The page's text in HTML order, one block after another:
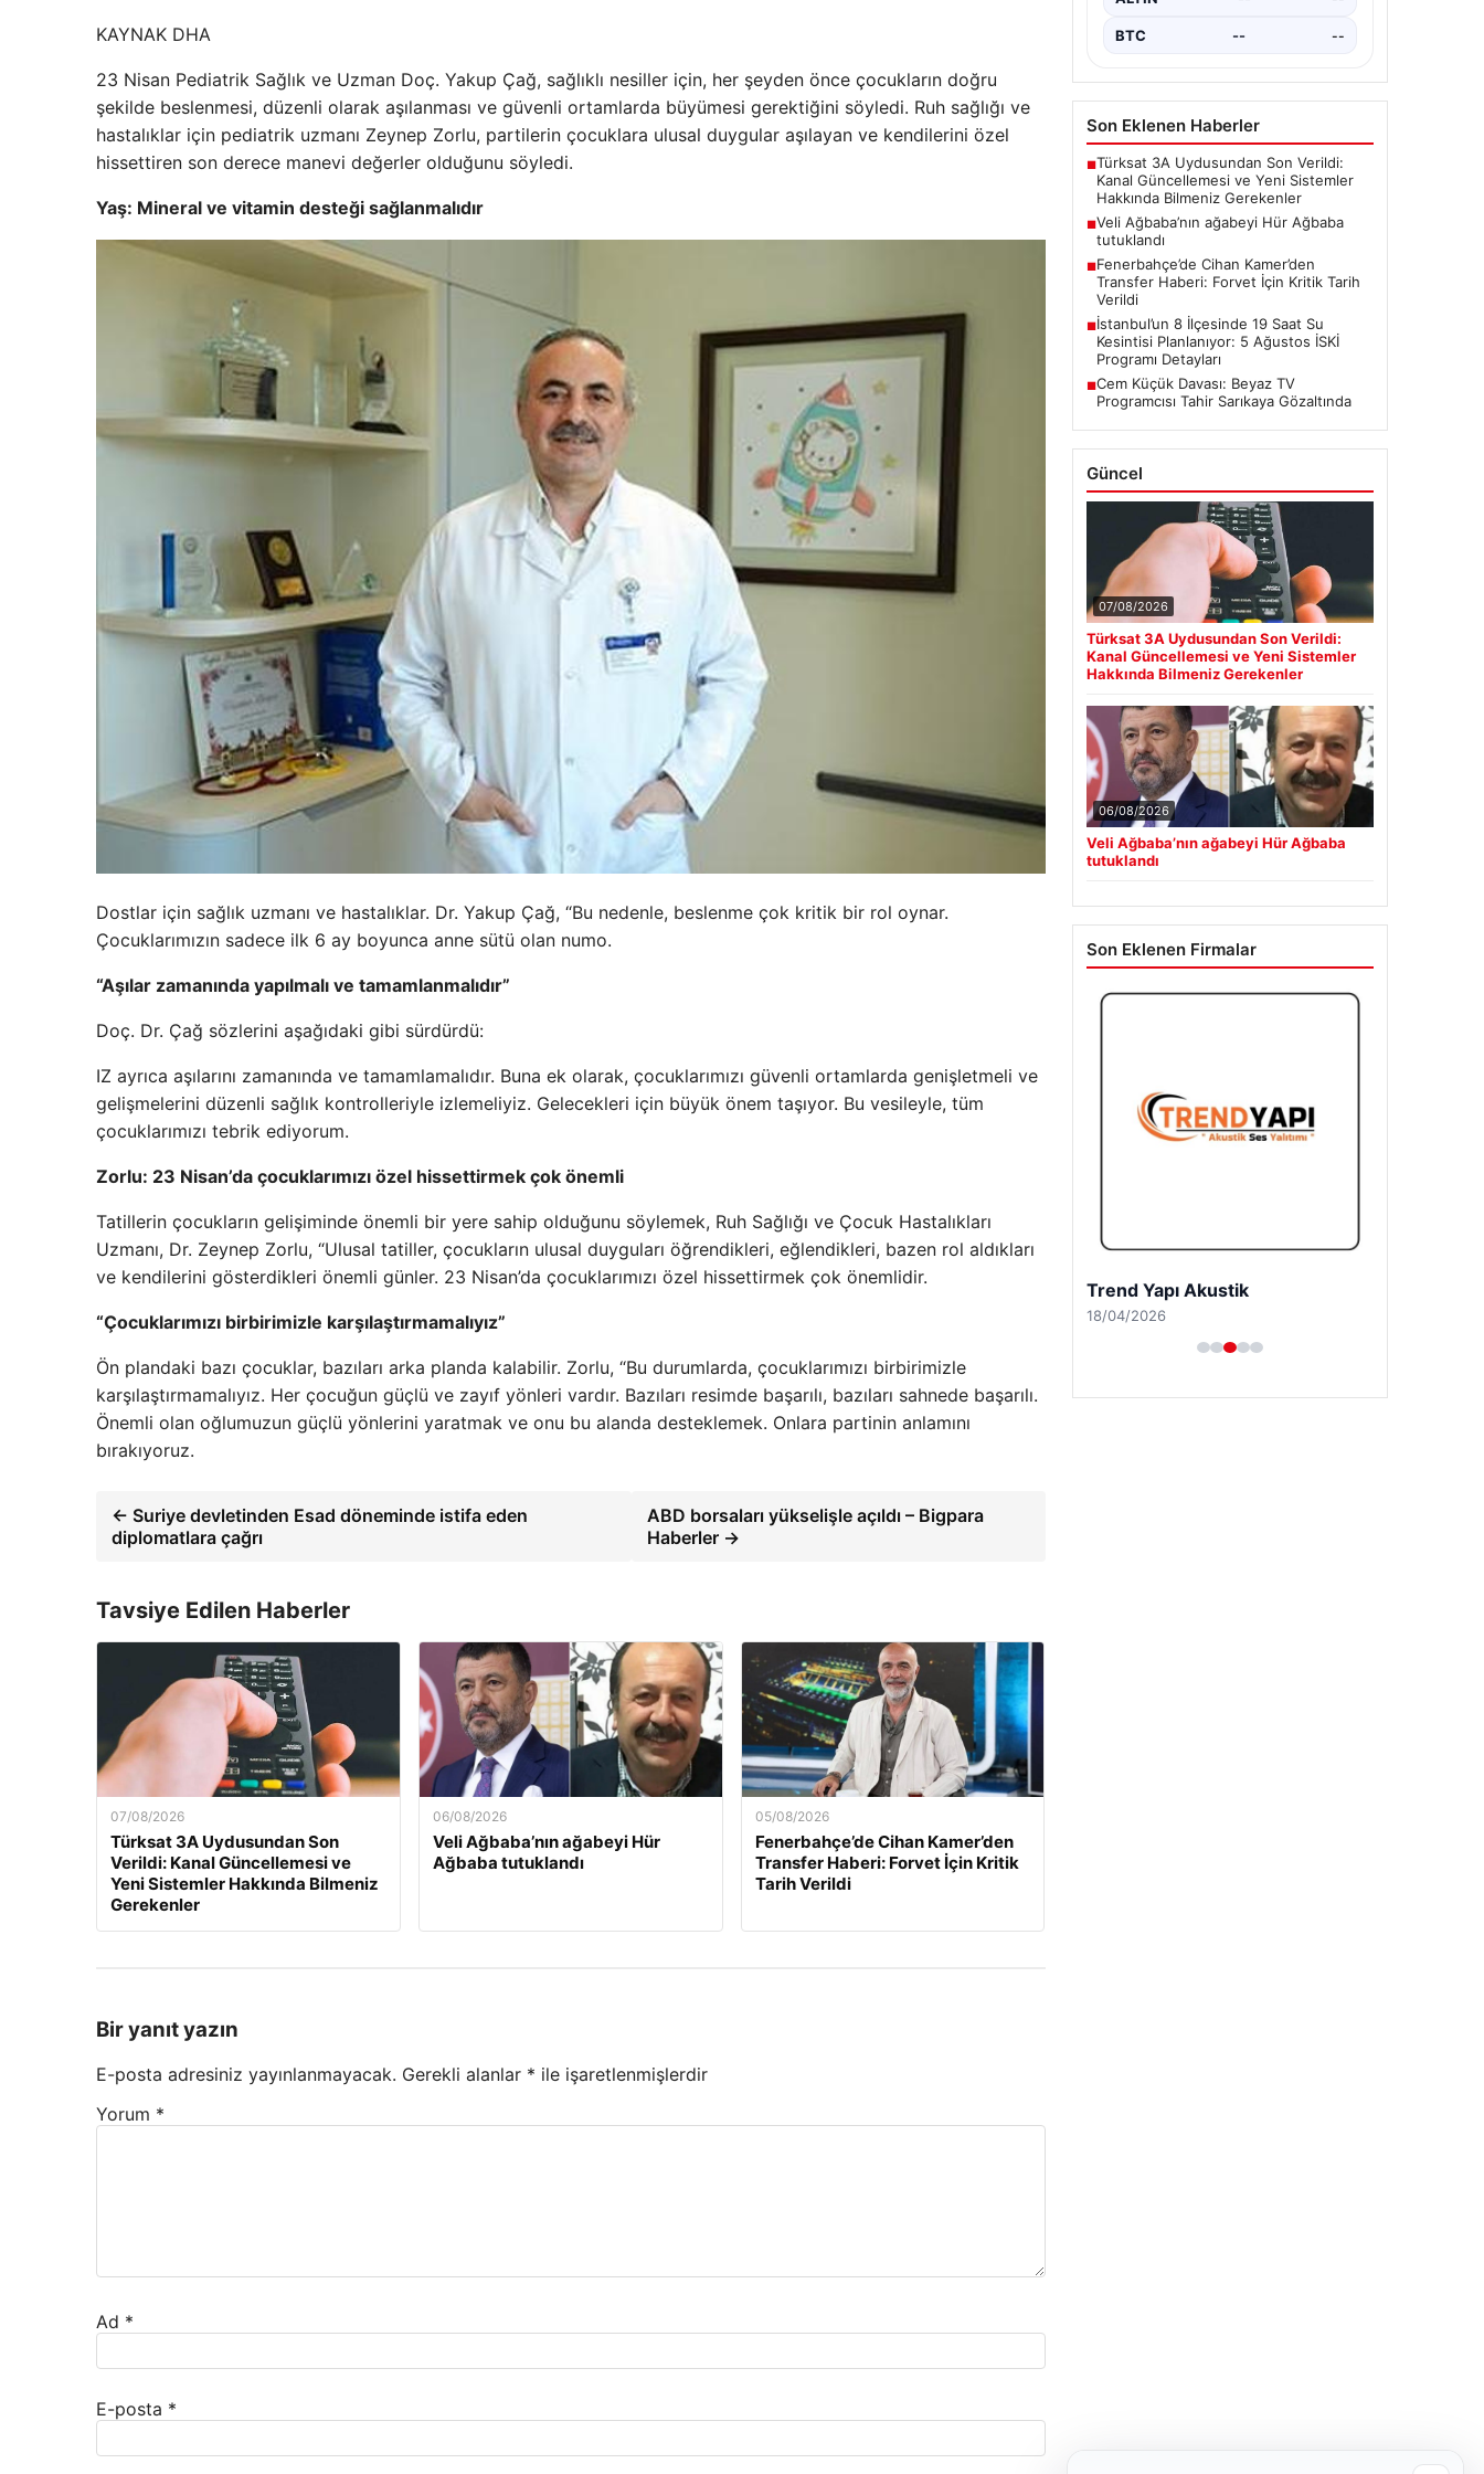
KAYNAK DHA
23 Nisan Pediatrik Sağlık ve Uzman Doç. Yakup Çağ, sağlıklı nesiller için, her şeyden önce çocukların doğru
şekilde beslenmesi, düzenli olarak aşılanması ve güvenli ortamlarda büyümesi gerektiğini söyledi. Ruh sağlığı ve
hastalıklar için pediatrik uzmanı Zeynep Zorlu, partilerin çocuklara ulusal duygular aşılayan ve kendilerini özel
hissettiren son derece manevi değerler olduğunu söyledi.
Yaş: Mineral ve vitamin desteği sağlanmalıdır
Dostlar için sağlık uzmanı ve hastalıklar. Dr. Yakup Çağ, “Bu nedenle, beslenme çok kritik bir rol oynar.
Çocuklarımızın sadece ilk 6 ay boyunca anne sütü olan numo.
“Aşılar zamanında yapılmalı ve tamamlanmalıdır”
Doç. Dr. Çağ sözlerini aşağıdaki gibi sürdürdü:
IZ ayrıca aşılarını zamanında ve tamamlamalıdır. Buna ek olarak, çocuklarımızı güvenli ortamlarda genişletmeli ve
gelişmelerini düzenli sağlık kontrolleriyle izlemeliyiz. Gelecekleri için büyük önem taşıyor. Bu vesileyle, tüm
çocuklarımızı tebrik ediyorum.
Zorlu: 23 Nisan’da çocuklarımızı özel hissettirmek çok önemli
Tatillerin çocukların gelişiminde önemli bir yere sahip olduğunu söylemek, Ruh Sağlığı ve Çocuk Hastalıkları
Uzmanı, Dr. Zeynep Zorlu, “Ulusal tatiller, çocukların ulusal duyguları öğrendikleri, eğlendikleri, bazen rol aldıkları
ve kendilerini gösterdikleri önemli günler. 23 Nisan’da çocuklarımızı özel hissettirmek çok önemlidir.
“Çocuklarımızı birbirimizle karşılaştırmamalıyız”
Ön plandaki bazı çocuklar, bazıları arka planda kalabilir. Zorlu, “Bu durumlarda, çocuklarımızı birbirimizle
karşılaştırmamalıyız. Her çocuğun güçlü ve zayıf yönleri vardır. Bazıları resimde başarılı, bazıları sahnede başarılı.
Önemli olan oğlumuzun güçlü yönlerini yaratmak ve onu bu alanda desteklemek. Onlara partinin anlamını
bırakıyoruz.
← Suriye devletinden Esad döneminde istifa eden
diplomatlara çağrı
ABD borsaları yükselişle açıldı – Bigpara
Haberler →
Tavsiye Edilen Haberler
07/08/2026
Türksat 3A Uydusundan Son
Verildi: Kanal Güncellemesi ve
Yeni Sistemler Hakkında Bilmeniz
Gerekenler
06/08/2026
Veli Ağbaba’nın ağabeyi Hür
Ağbaba tutuklandı
05/08/2026
Fenerbahçe’de Cihan Kamer’den
Transfer Haberi: Forvet İçin Kritik
Tarih Verildi
Bir yanıt yazın
E-posta adresiniz yayınlanmayacak. Gerekli alanlar * ile işaretlenmişlerdir
Yorum *
Ad *
E-posta *
onarım çalışmaları kapsamında…
BTC -- --
Son Eklenen Haberler
■Türksat 3A Uydusundan Son Verildi:
Kanal Güncellemesi ve Yeni Sistemler
Hakkında Bilmeniz Gerekenler
■Veli Ağbaba’nın ağabeyi Hür Ağbaba
tutuklandı
■Fenerbahçe’de Cihan Kamer’den
Transfer Haberi: Forvet İçin Kritik Tarih
Verildi
■İstanbul’un 8 İlçesinde 19 Saat Su
Kesintisi Planlanıyor: 5 Ağustos İSKİ
Programı Detayları
■Cem Küçük Davası: Beyaz TV
Programcısı Tahir Sarıkaya Gözaltında
Güncel
07/08/2026
Türksat 3A Uydusundan Son Verildi:
Kanal Güncellemesi ve Yeni Sistemler
Hakkında Bilmeniz Gerekenler
06/08/2026
Veli Ağbaba’nın ağabeyi Hür Ağbaba
tutuklandı
Son Eklenen Firmalar
Trend Yapı Akustik
18/04/2026